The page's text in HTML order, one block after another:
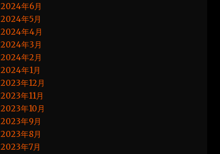
2024年6月
2024年5月
2024年4月
2024年3月
2024年2月
2024年1月
2023年12月
2023年11月
2023年10月
2023年9月
2023年8月
2023年7月